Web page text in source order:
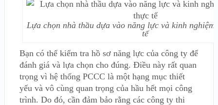
Lựa chọn nhà thầu dựa vào năng lực và kinh
tế
Bạn có thể kiểm tra hồ sơ năng lực của công ty để
đánh giá và lựa chọn cho đúng. Điều này rất quan
trọng vì hệ thống PCCC là một hạng mục thiết
yếu và vô cùng quan trọng của hầu hết mọi công
trình. Do đó, cần đảm bảo rằng các công ty thi